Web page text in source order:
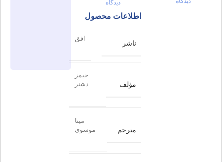
دیدگاه
اطلاعات محصول
ناشر
افق
مؤلف
جیمز
دشنر
مترجم
مینا
موسوی